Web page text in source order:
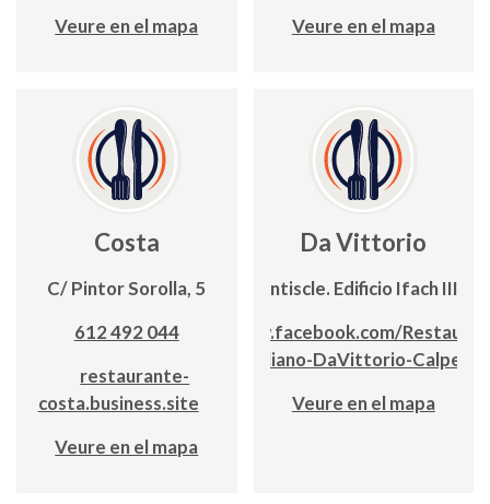
Veure en el mapa Veure en el mapa
Costa
C/ Pintor Sorolla, 5
612 492 044
restaurante-
costa.business.site
Veure en el mapa
Da Vittorio
C/Llentiscle. Edificio Ifach III,
www.facebook.com/
Italiano-DaVittorio-Calpe-
Veure en el mapa